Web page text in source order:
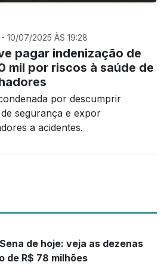
10/07/2025 ÀS 19:28
pagar indenização de
mil por riscos à saúde de
por descumprir
segurança e expor
a acidentes.
de hoje: veja as dezenas
de R$ 78 milhões